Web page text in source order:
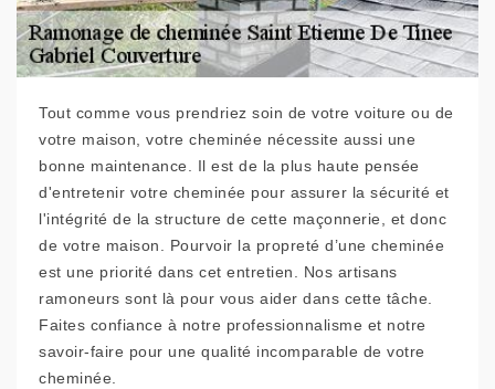
Tout comme vous prendriez soin de votre voiture ou de
votre maison, votre cheminée nécessite aussi une
bonne maintenance. Il est de la plus haute pensée
d'entretenir votre cheminée pour assurer la sécurité et
l'intégrité de la structure de cette maçonnerie, et donc
de votre maison. Pourvoir la propreté d’une cheminée
est une priorité dans cet entretien. Nos artisans
ramoneurs sont là pour vous aider dans cette tâche.
Faites confiance à notre professionnalisme et notre
savoir-faire pour une qualité incomparable de votre
cheminée.